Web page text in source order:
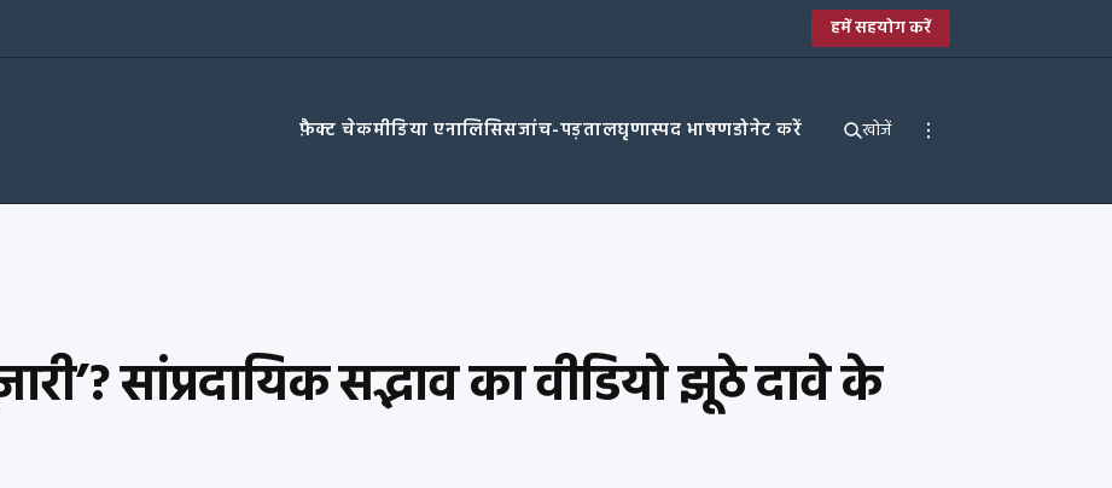
हमें सहयोग करें
फ़ैक्ट चेकमीडिया एनालिसिसजांच-पड़तालघृणास्पद भाषणडोनेट करें खोजें
सांप्रदायिक सद्भाव का वीडियो झूठे दावे के